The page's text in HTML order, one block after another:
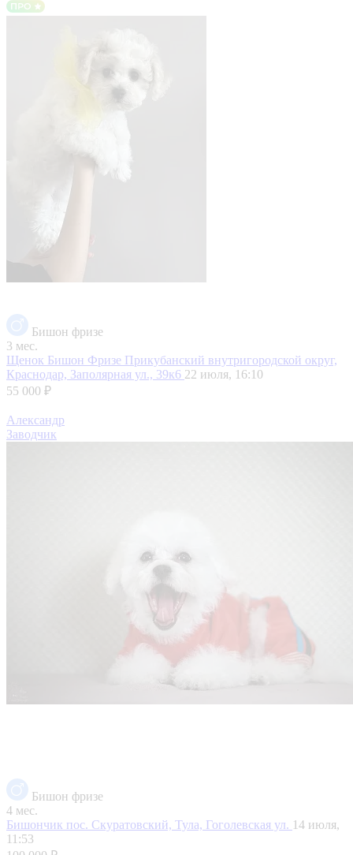
Бишон фризе
3 мес.
Щенок Бишон Фризе Прикубанский внутригородской округ,
Краснодар, Заполярная ул., 39к6 22 июля, 16:10
55 000 ₽
Александр
Заводчик
Бишон фризе
4 мес.
Бишончик пос. Скуратовский, Тула, Гоголевская ул. 14 июля,
11:53